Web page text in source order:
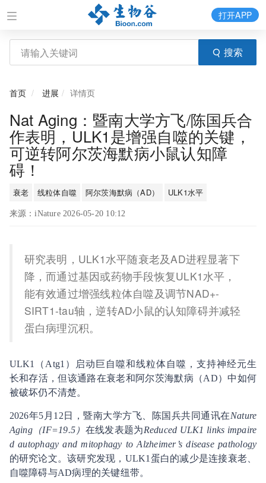
搜索
打开APP
首页 进展 详情页
Nat Aging：暨南大学方飞/陈国兵合
作表明，ULK1是增强自噬的关键，
可逆转阿尔茨海默病小鼠认知障
碍！
衰老 线粒体自噬 阿尔茨海默病（AD） ULK1水平
来源：iNature 2026-05-20 10:12
研究表明，ULK1水平随衰老及AD进程显著下
降，而通过基因或药物手段恢复ULK1水平，
能有效通过增强线粒体自噬及调节NAD+-
SIRT1-tau轴，逆转AD小鼠的认知障碍并减轻
蛋白病理沉积。
ULK1（Atg1）启动巨自噬和线粒体自噬，支持神经元生
长和存活，但该通路在衰老和阿尔茨海默病（AD）中如何
被破坏仍不清楚。
2026年5月12日，暨南大学方飞、陈国兵共同通讯在Nature
Aging（IF=19.5） 在线发表题为Reduced ULK1 links impaire
d autophagy and mitophagy to Alzheimer’s disease pathology
的研究论文。该研究发现，ULK1蛋白的减少是连接衰老、
自噬障碍与AD病理的关键纽带。